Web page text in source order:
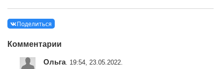
Поделиться
Комментарии
Ольга. 19:54, 23.05.2022.